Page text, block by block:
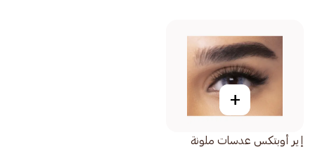
+
إير أوبتكس عدسات ملونة